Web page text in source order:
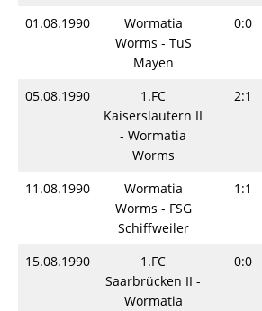
01.08.1990
Wormatia
Worms - TuS
Mayen
0:0
05.08.1990
1.FC
Kaiserslautern II
- Wormatia
Worms
2:1
11.08.1990
Wormatia
Worms - FSG
Schiffweiler
1:1
15.08.1990
1.FC
Saarbrücken II -
Wormatia
0:0